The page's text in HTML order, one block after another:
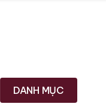
DANH MỤC